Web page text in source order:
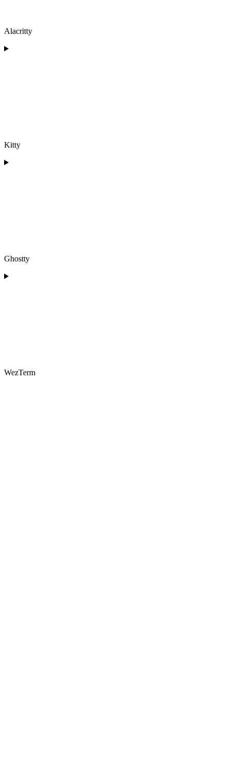
Alacritty
Kitty
Ghostty
WezTerm